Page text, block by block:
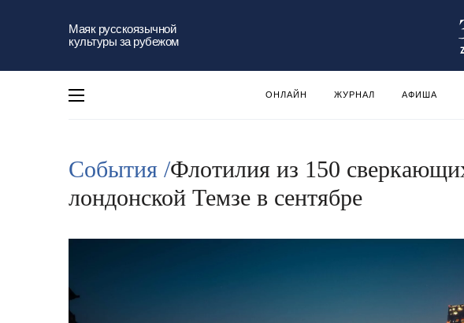
Маяк русскоязычной
культуры за рубежом
ОНЛАЙН ЖУРНАЛ АФИША
События /Флотилия из 150
лондонской Темзе в сентябре